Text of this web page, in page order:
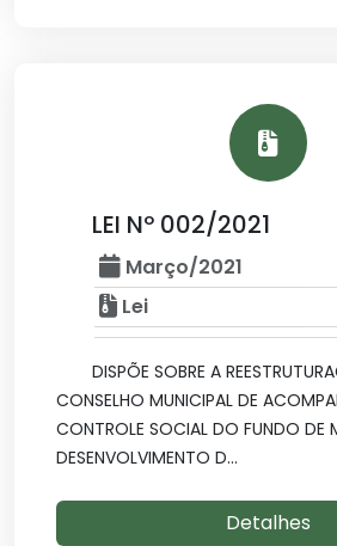
LEI Nº 002/2021
Março/2021
Lei
DISPÕE SOBRE A
CONSELHO MUNICIPAL DE
CONTROLE SOCIAL DO FUNDO DE
DESENVOLVIMENTO D...
Detalhes